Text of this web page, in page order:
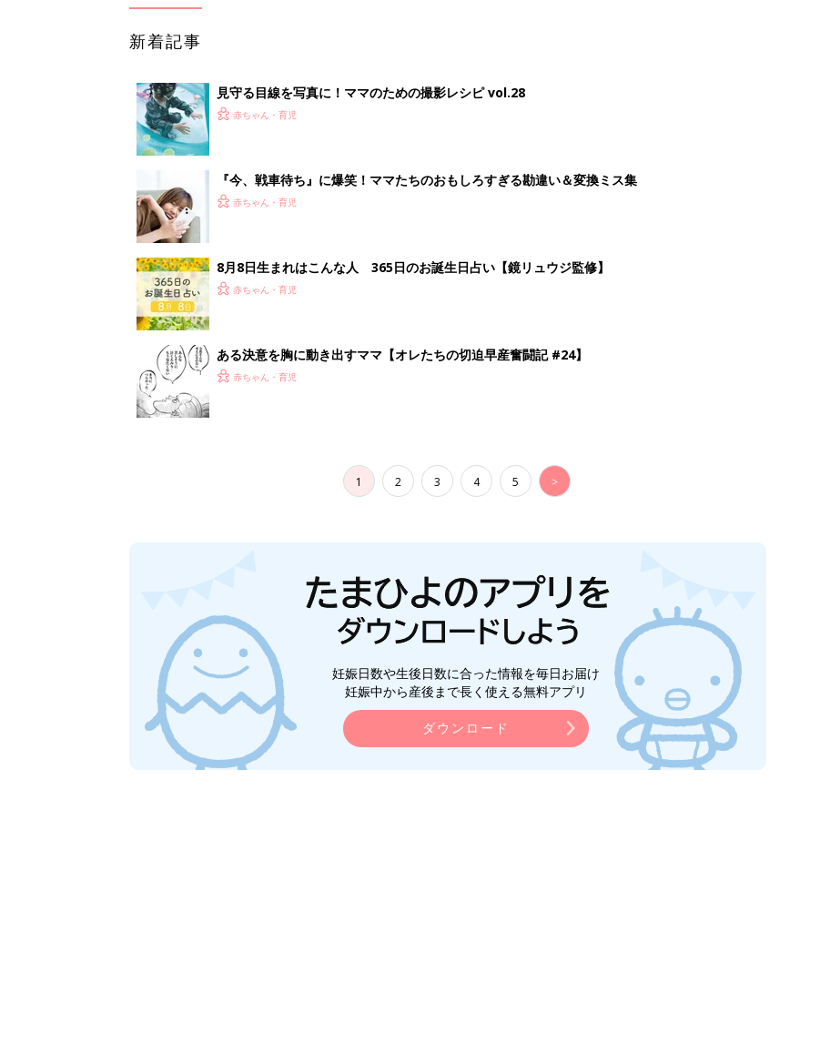
新着記事
見守る目線を写真に！ママのための撮影レシピ vol.28
赤ちゃん・育児
『今、戦車待ち』に爆笑！ママたちのおもしろすぎる勘違い＆変換ミス集
赤ちゃん・育児
8月8日生まれはこんな人 365日のお誕生日占い【鏡リュウジ監修】
赤ちゃん・育児
ある決意を胸に動き出すママ【オレたちの切迫早産奮闘記 #24】
赤ちゃん・育児
1 2 3 4 5 >
妊娠日数や生後日数に合った情報を毎日お届け
妊娠中から産後まで長く使える無料アプリ
ダウンロード